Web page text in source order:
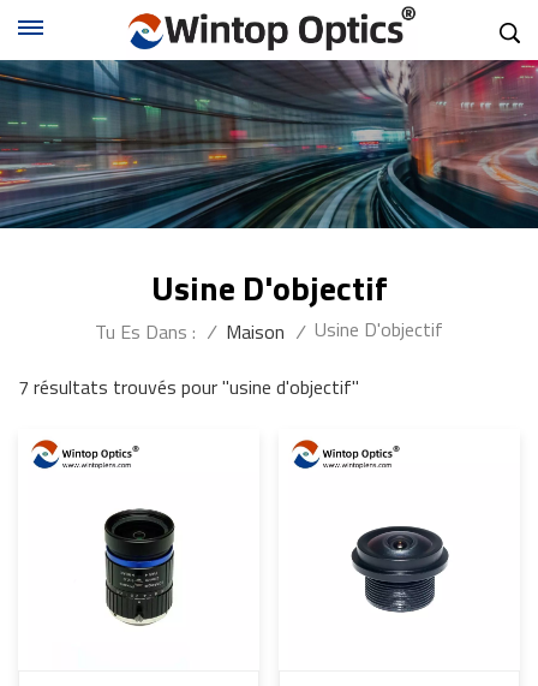
Usine D'objectif
Tu Es Dans : / Maison / Usine D'objectif
7 résultats trouvés pour "usine d'objectif"